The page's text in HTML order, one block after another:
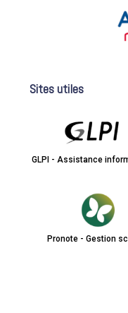
Sites utiles
GLPI - Assistance
Pronote - Gestion